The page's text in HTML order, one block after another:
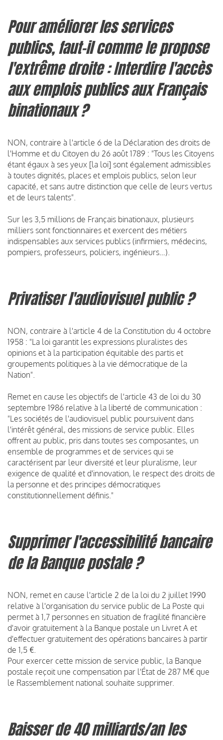
Pour améliorer les services
publics, faut-il comme le propose
l'extrême droite : Interdire l'accès
aux emplois publics aux Français
binationaux ?
NON, contraire à l'article 6 de la Déclaration des droits de
l'Homme et du Citoyen du 26 août 1789 : "Tous les Citoyens
étant égaux à ses yeux [la loi] sont également admissibles
à toutes dignités, places et emplois publics, selon leur
capacité, et sans autre distinction que celle de leurs vertus
et de leurs talents".
Sur les 3,5 millions de Français binationaux, plusieurs
milliers sont fonctionnaires et exercent des métiers
indispensables aux services publics (infirmiers, médecins,
pompiers, professeurs, policiers, ingénieurs…).
Privatiser l'audiovisuel public ?
NON, contraire à l'article 4 de la Constitution du 4 octobre
1958 : "La loi garantit les expressions pluralistes des
opinions et à la participation équitable des partis et
groupements politiques à la vie démocratique de la
Nation".
Remet en cause les objectifs de l'article 43 de loi du 30
septembre 1986 relative à la liberté de communication :
"Les sociétés de l'audiovisuel public poursuivent dans
l'intérêt général, des missions de service public. Elles
offrent au public, pris dans toutes ses composantes, un
ensemble de programmes et de services qui se
caractérisent par leur diversité et leur pluralisme, leur
exigence de qualité et d'innovation, le respect des droits de
la personne et des principes démocratiques
constitutionnellement définis."
Supprimer l'accessibilité bancaire
de la Banque postale ?
NON, remet en cause l'article 2 de la loi du 2 juillet 1990
relative à l'organisation du service public de La Poste qui
permet à 1,7 personnes en situation de fragilité financière
d'avoir gratuitement à la Banque postale un Livret A et
d'effectuer gratuitement des opérations bancaires à partir
de 1,5 €.
Pour exercer cette mission de service public, la Banque
postale reçoit une compensation par l'État de 287 M€ que
le Rassemblement national souhaite supprimer.
Baisser de 40 milliards/an les